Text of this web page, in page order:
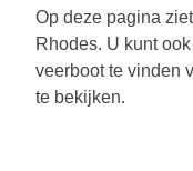
Op deze pagina
Rhodes. U kunt
veerboot te vinden
te bekijken.